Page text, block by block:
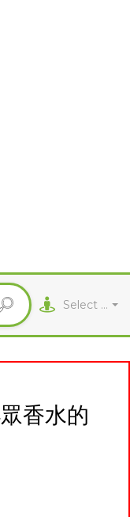
Select City
香水的